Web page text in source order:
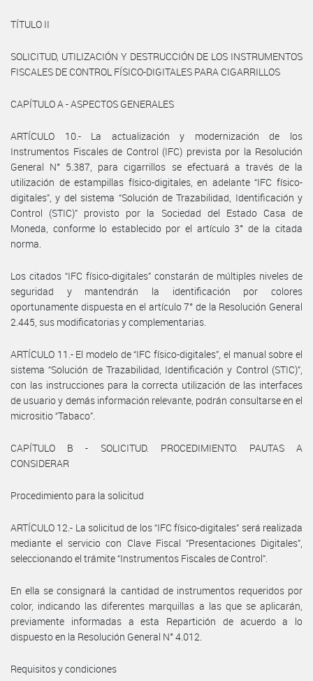
TÍTULO II
SOLICITUD, UTILIZACIÓN Y DESTRUCCIÓN DE LOS INSTRUMENTOS
FISCALES DE CONTROL FÍSICO-DIGITALES PARA CIGARRILLOS
CAPÍTULO A - ASPECTOS GENERALES
ARTÍCULO 10.- La actualización y modernización de los
Instrumentos Fiscales de Control (IFC) prevista por la Resolución
General N° 5.387, para cigarrillos se efectuará a través de la
utilización de estampillas físico-digitales, en adelante “IFC físico-
digitales”, y del sistema “Solución de Trazabilidad, Identificación y
Control (STIC)” provisto por la Sociedad del Estado Casa de
Moneda, conforme lo establecido por el artículo 3° de la citada
norma.
Los citados “IFC físico-digitales” constarán de múltiples niveles de
seguridad y mantendrán la identificación por colores
oportunamente dispuesta en el artículo 7° de la Resolución General
2.445, sus modificatorias y complementarias.
ARTÍCULO 11.- El modelo de “IFC físico-digitales”, el manual sobre el
sistema “Solución de Trazabilidad, Identificación y Control (STIC)”,
con las instrucciones para la correcta utilización de las interfaces
de usuario y demás información relevante, podrán consultarse en el
micrositio “Tabaco”.
CAPÍTULO B - SOLICITUD. PROCEDIMIENTO. PAUTAS A
CONSIDERAR
Procedimiento para la solicitud
ARTÍCULO 12.- La solicitud de los “IFC físico-digitales” será realizada
mediante el servicio con Clave Fiscal “Presentaciones Digitales”,
seleccionando el trámite “Instrumentos Fiscales de Control”.
En ella se consignará la cantidad de instrumentos requeridos por
color, indicando las diferentes marquillas a las que se aplicarán,
previamente informadas a esta Repartición de acuerdo a lo
dispuesto en la Resolución General N° 4.012.
Requisitos y condiciones